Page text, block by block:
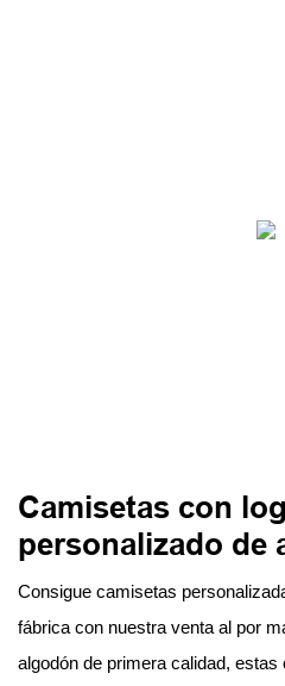
Camisetas con
personalizado de
Consigue camisetas
fábrica con nuestra venta al por
algodón de primera calidad,